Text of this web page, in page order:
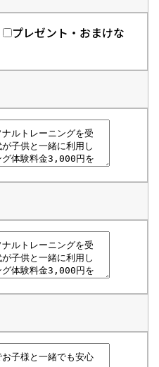
プレゼント・おまけな